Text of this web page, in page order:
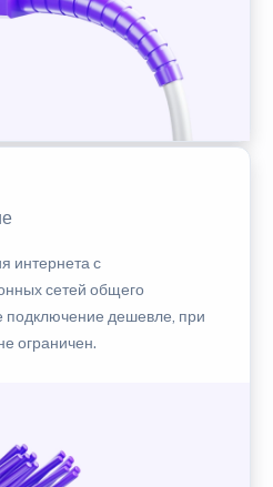
интернета с
сетей общего
подключение дешевле, при
ограничен.